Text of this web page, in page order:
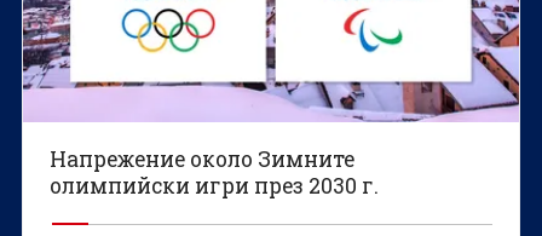
Напрежение около Зимните
олимпийски игри през 2030 г.